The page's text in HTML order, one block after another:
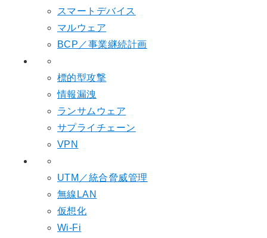
スマートデバイス
マルウェア
BCP／事業継続計画
標的型攻撃
情報漏洩
ランサムウェア
サプライチェーン
VPN
UTM／統合脅威管理
無線LAN
仮想化
Wi-Fi